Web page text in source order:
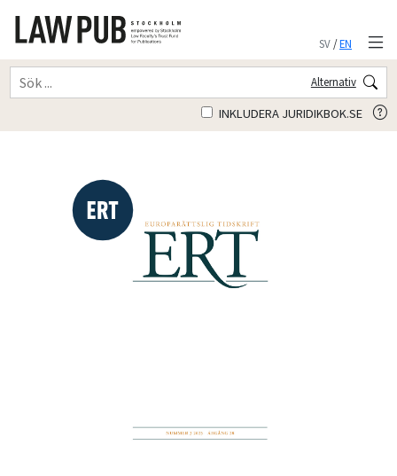
SV/EN
Alternativ
INKLUDERA JURIDIKBOK.SE